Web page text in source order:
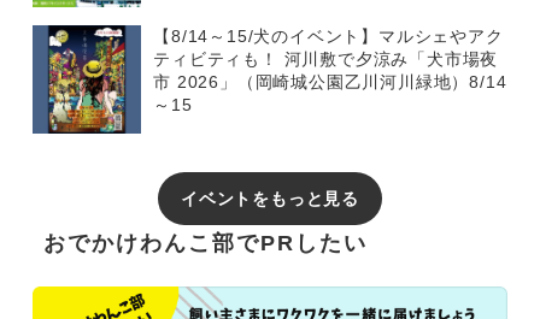
【8/14～15/犬のイベント】マルシェやアク
ティビティも！ 河川敷で夕涼み「犬市場夜
市 2026」（岡崎城公園乙川河川緑地）8/14
～15
イベントをもっと見る
おでかけわんこ部でPRしたい